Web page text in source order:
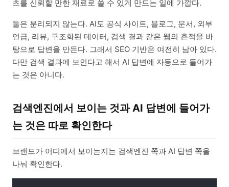
츠를 신뢰할 만한 재료로 쓸 수 있게 만드는 일에 가깝다.
둘은 분리되지 않는다. AI도 공식 사이트, 블로그, 문서, 외부
언급, 리뷰, 구조화된 데이터, 검색 결과 같은 웹의 흔적을 바
탕으로 답변을 만든다. 그래서 SEO 기반은 여전히 남아 있다.
다만 검색 결과에 보인다고 해서 AI 답변에 자동으로 들어가
는 것은 아니다.
검색엔진에서 보이는 것과 AI 답변에 들어가
는 것은 따로 확인한다
브랜드가 어디에서 보이는지는 검색엔진 쪽과 AI 답변 쪽을
나눠 확인한다.